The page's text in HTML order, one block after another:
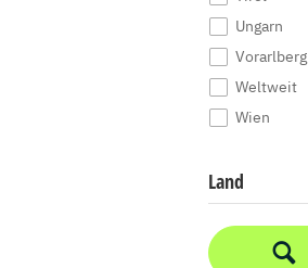
Ungarn
Vorarlberg
Weltweit
Wien
Land